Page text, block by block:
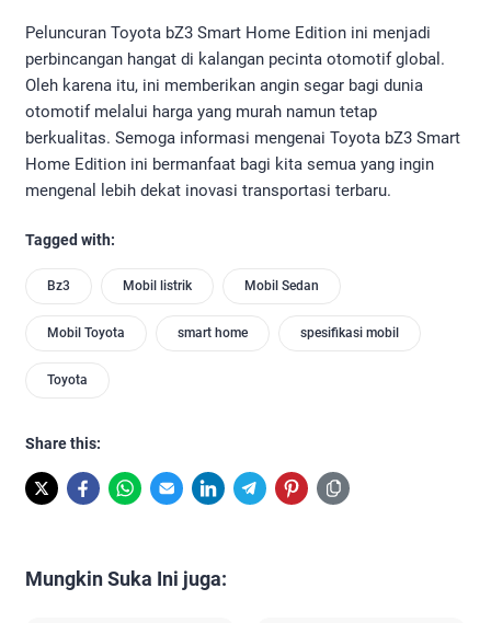
Peluncuran Toyota bZ3 Smart Home Edition ini menjadi
perbincangan hangat di kalangan pecinta otomotif global.
Oleh karena itu, ini memberikan angin segar bagi dunia
otomotif melalui harga yang murah namun tetap
berkualitas. Semoga informasi mengenai Toyota bZ3 Smart
Home Edition ini bermanfaat bagi kita semua yang ingin
mengenal lebih dekat inovasi transportasi terbaru.
Tagged with:
Bz3 Mobil listrik Mobil Sedan
Mobil Toyota smart home spesifikasi mobil
Toyota
Share this:
Mungkin Suka Ini juga: